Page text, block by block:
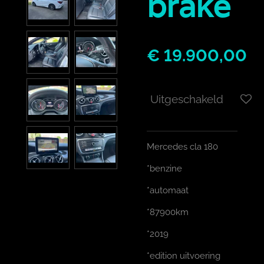
€ 19.900,00
Uitgeschakeld
Mercedes cla 180
*benzine
*automaat
*87900km
*2019
*edition uitvoering